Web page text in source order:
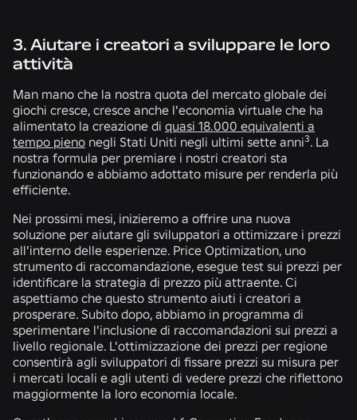
3. Aiutare i creatori a sviluppare le loro
attività
Man mano che la nostra quota del mercato globale dei
giochi cresce, cresce anche l'economia virtuale che ha
alimentato la creazione di quasi 18.000 equivalenti a
tempo pieno negli Stati Uniti negli ultimi sette anni3. La
nostra formula per premiare i nostri creatori sta
funzionando e abbiamo adottato misure per renderla più
efficiente.
Nei prossimi mesi, inizieremo a offrire una nuova
soluzione per aiutare gli sviluppatori a ottimizzare i prezzi
all'interno delle esperienze. Price Optimization, uno
strumento di raccomandazione, esegue test sui prezzi per
identificare la strategia di prezzo più attraente. Ci
aspettiamo che questo strumento aiuti i creatori a
prosperare. Subito dopo, abbiamo in programma di
sperimentare l'inclusione di raccomandazioni sui prezzi a
livello regionale. L'ottimizzazione dei prezzi per regione
consentirà agli sviluppatori di fissare prezzi su misura per
i mercati locali e agli utenti di vedere prezzi che riflettono
maggiormente la loro economia locale.